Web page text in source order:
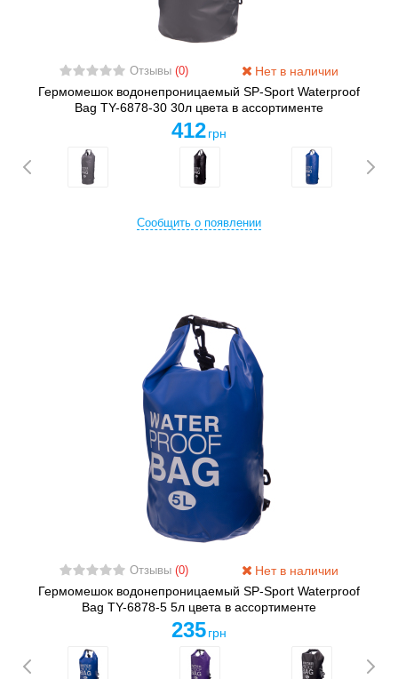
Отзывы (0)
Нет в наличии
Гермомешок водонепроницаемый SP-Sport Waterproof
Bag TY-6878-30 30л цвета в ассортименте
412 грн
Сообщить о появлении
Отзывы (0)
Нет в наличии
Гермомешок водонепроницаемый SP-Sport Waterproof
Bag TY-6878-5 5л цвета в ассортименте
235 грн